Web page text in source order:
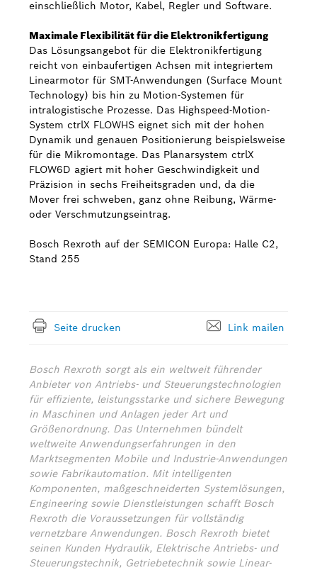
einschließlich Motor, Kabel, Regler und Software.
Maximale Flexibilität für die Elektronikfertigung
Das Lösungsangebot für die Elektronikfertigung
reicht von einbaufertigen Achsen mit integriertem
Linearmotor für SMT-Anwendungen (Surface Mount
Technology) bis hin zu Motion-Systemen für
intralogistische Prozesse. Das Highspeed-Motion-
System ctrlX FLOWHS eignet sich mit der hohen
Dynamik und genauen Positionierung beispielsweise
für die Mikromontage. Das Planarsystem ctrlX
FLOW6D agiert mit hoher Geschwindigkeit und
Präzision in sechs Freiheitsgraden und, da die
Mover frei schweben, ganz ohne Reibung, Wärme-
oder Verschmutzungseintrag.
Bosch Rexroth auf der SEMICON Europa: Halle C2,
Stand 255
Seite drucken Link mailen
Bosch Rexroth sorgt als ein weltweit führender
Anbieter von Antriebs- und Steuerungstechnologien
für effiziente, leistungsstarke und sichere Bewegung
in Maschinen und Anlagen jeder Art und
Größenordnung. Das Unternehmen bündelt
weltweite Anwendungserfahrungen in den
Marktsegmenten Mobile und Industrie-Anwendungen
sowie Fabrikautomation. Mit intelligenten
Komponenten, maßgeschneiderten Systemlösungen,
Engineering sowie Dienstleistungen schafft Bosch
Rexroth die Voraussetzungen für vollständig
vernetzbare Anwendungen. Bosch Rexroth bietet
seinen Kunden Hydraulik, Elektrische Antriebs- und
Steuerungstechnik, Getriebetechnik sowie Linear-